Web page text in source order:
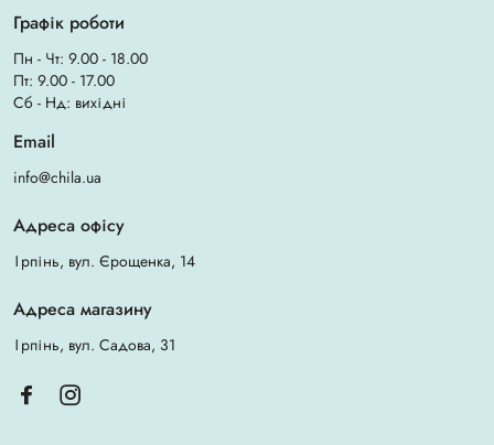
Графік роботи
Пн - Чт: 9.00 - 18.00
Пт: 9.00 - 17.00
Сб - Нд: вихідні
Email
info@chila.ua
Адреса офісу
Ірпінь, вул. Єрощенка, 14
Адреса магазину
Ірпінь, вул. Садова, 31